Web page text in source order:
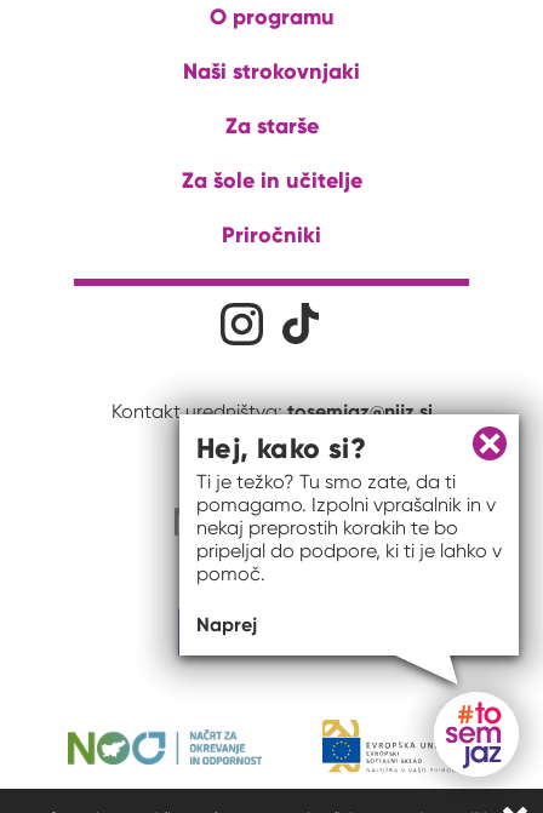
O programu
Naši strokovnjaki
Za starše
Za šole in učitelje
Priročniki
Družabna omrežjaNa naš Instagram profil
Kontakt uredništva:tosemjaz@nijz.si
Gumb
Zapri
Hej, kako si?
Ti je težko? Tu smo zate, da ti
pomagamo. Izpolni vprašalnik in v
nekaj preprostih korakih te bo
pripeljal do podpore, ki ti je lahko v
pomoč.
Naprej